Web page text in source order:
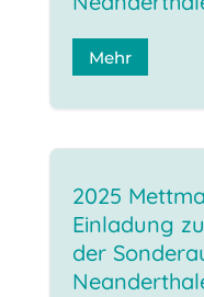
Mehr
2025
Einladung
der